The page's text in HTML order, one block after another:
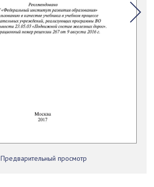
Предварительный просмотр